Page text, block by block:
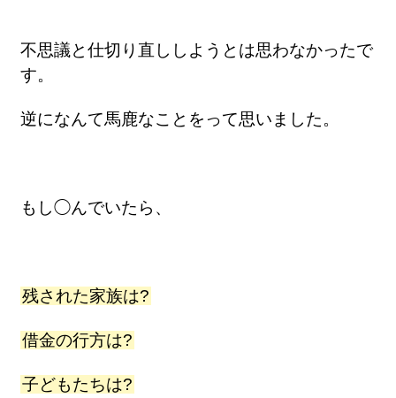
不思議と仕切り直ししようとは思わなかったで
す。
逆になんて馬鹿なことをって思いました。
もし◯んでいたら、
残された家族は?
借金の行方は?
子どもたちは?